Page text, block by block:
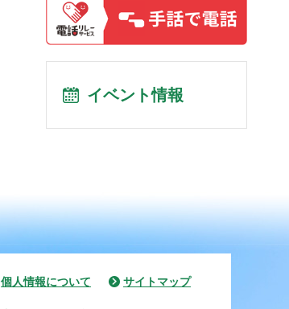
イベント情報
個人情報について サイトマップ